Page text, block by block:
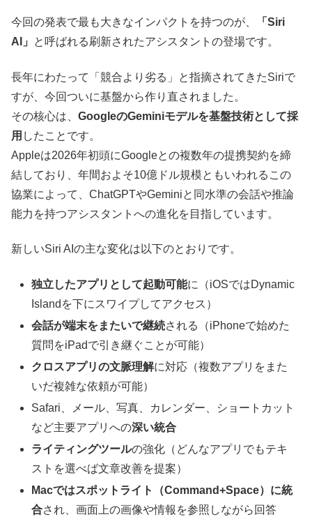
今回の発表で最も大きなインパクトを持つのが、
「Siri
AI」
と呼ばれる刷新されたアシスタントの登場です。
長年にわたって「競合より劣る」と指摘されてきたSiriで
すが、今回ついに基盤から作り直されました。
その核心は、 GoogleのGeminiモデルを基盤技術として採
用 したことです。
Appleは2026年初頭にGoogleとの複数年の提携契約を締
結しており、年間およそ10億ドル規模ともいわれるこの
協業によって、ChatGPTやGeminiと同水準の会話や推論
能力を持つアシスタントへの進化を目指しています。
新しいSiri AIの主な変化は以下のとおりです。
独立したアプリとして起動可能に（iOSではDynamic
Islandを下にスワイプしてアクセス）
会話が端末をまたいで継続される（iPhoneで始めた
質問をiPadで引き継ぐことが可能）
クロスアプリの文脈理解に対応（複数アプリをまた
いだ複雑な依頼が可能）
Safari、メール、写真、カレンダー、ショートカット
など主要アプリへの深い統合
ライティングツールの強化（どんなアプリでもテキ
ストを選べば文章改善を提案）
Macではスポットライト（Command+Space）に統
合され、画面上の画像や情報を参照しながら回答